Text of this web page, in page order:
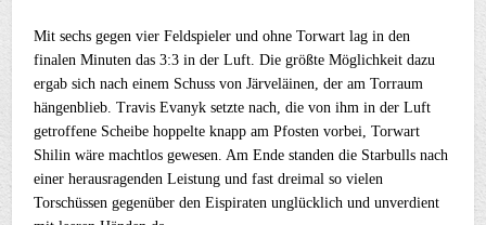
Mit sechs gegen vier Feldspieler und ohne Torwart lag in den
finalen Minuten das 3:3 in der Luft. Die größte Möglichkeit dazu
ergab sich nach einem Schuss von Järveläinen, der am Torraum
hängenblieb. Travis Evanyk setzte nach, die von ihm in der Luft
getroffene Scheibe hoppelte knapp am Pfosten vorbei, Torwart
Shilin wäre machtlos gewesen. Am Ende standen die Starbulls nach
einer herausragenden Leistung und fast dreimal so vielen
Torschüssen gegenüber den Eispiraten unglücklich und unverdient